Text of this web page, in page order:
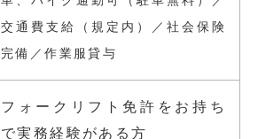
交通費支給（規定内）／社会保険
完備／作業服貸与
フォークリフト免許をお持ち
で実務経験がある方